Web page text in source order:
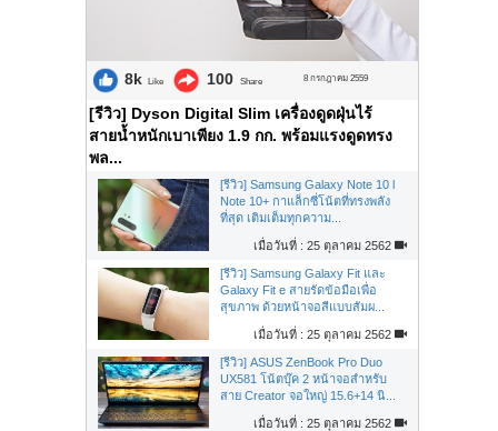
8k Like 100 Share 8 กรกฎาคม 2559
[รีวิว] Dyson Digital Slim เครื่องดูดฝุ่นไร้
สายน้ำหนักเบาเพียง 1.9 กก. พร้อมแรงดูดทรง
พล...
[รีวิว] Samsung Galaxy Note 10 l
Note 10+ กาแล็กซี่โน้ตที่ทรงพลัง
ที่สุด เติมเต็มทุกความ...
เมื่อวันที่ : 25 ตุลาคม 2562
[รีวิว] Samsung Galaxy Fit และ
Galaxy Fit e สายรัดข้อมือเพื่อ
สุขภาพ ด้วยหน้าจอสีแบบสัมผ...
เมื่อวันที่ : 25 ตุลาคม 2562
[รีวิว] ASUS ZenBook Pro Duo
UX581 โน้ตบุ๊ค 2 หน้าจอสำหรับ
สาย Creator จอใหญ่ 15.6+14 นิ...
เมื่อวันที่ : 25 ตุลาคม 2562